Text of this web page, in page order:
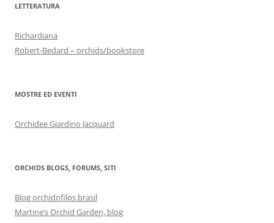
LETTERATURA
Richardiana
Robert-Bedard – orchids/bookstore
MOSTRE ED EVENTI
Orchidee Giardino Jacquard
ORCHIDS BLOGS, FORUMS, SITI
Blog orchidofilos brasil
Martine’s Orchid Garden, blog